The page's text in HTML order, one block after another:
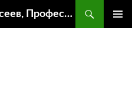
Архитектор Сергей Алексеев, Профессор кафедры ИА и АР ААИ ЮФУ